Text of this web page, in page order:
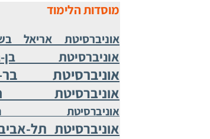
מוסדות הלימוד
אוניברסיטת אריאל
אוניברסיטת בן-
אוניברסיטת בר-
אוניברסיטת
אוניברסיטת
אוניברסיטת תל-